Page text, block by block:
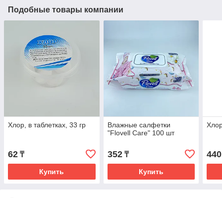
Подобные товары компании
Хлор, в таблетках, 33 гр
62 ₸
Купить
Влажные салфетки
"Flovell Care" 100 шт
352₸
Купить
440